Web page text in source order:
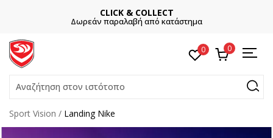
CLICK & COLLECT
Δωρεάν παραλαβή από κατάστημα
0 0
Αναζήτηση στον ιστότοπο
Sport Vision Landing Nike